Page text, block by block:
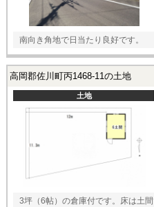
南向き角地で日当たり良好です。
高岡郡佐川町丙1468-11の土地
土地
3坪（6帖）の倉庫付です。床は土間